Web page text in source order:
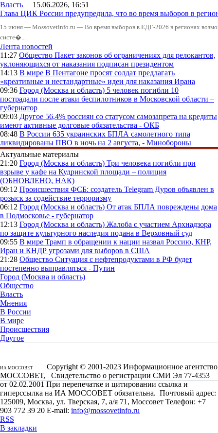
Власть 15.06.2026, 16:51
Глава ЦИК России предупредила, что во время выборов в
15 июня — Mossovetinfo.ru — Во время выборов в ЕДГ-2026 в регионах
систе�...
Лента новостей
11:27 Общество Пакет законов об ограничениях для релокантов,
уклоняющихся от наказания подписан президентом
14:13 В мире В Пентагоне просят солдат предлагать
«креативные и нестандартные» идеи для наказания Ирана
09:36 Город (Москва и область) 5 человек погибли 10
пострадали после атаки беспилотников в Московской области –
губернатор
09:03 Другое 56,4% россиян со статусом самозапрета на кредиты
имеют активные долговые обязательства - ОКБ
08:48 В России 635 украинских БПЛА самолетного типа
ликвидированы ПВО в ночь на 2 августа, - Минобороны
Актуальные материалы
21:20 Город (Москва и область) Три человека погибли при
взрыве у кафе на Кудринской площади – полиция
(ОБНОВЛЕНО, НАК)
09:12 Происшествия ФСБ: создатель Telegram Дуров объявлен в
розыск за содействие терроризму
06:12 Город (Москва и область) От атак БПЛА повреждены дома
в Подмосковье - губернатор
12:13 Город (Москва и область) Жалоба с участием Архнадзора
по защите культурного наследия подана в Верховный суд
09:55 В мире Трамп в обращении к нации назвал Россию, КНР,
Иран и КНДР угрозами для выборов в США
21:28 Общество Ситуация с нефтепродуктами в РФ будет
постепенно выправляться - Путин
Город (Москва и область)
Общество
Власть
Мнения
В России
В мире
Происшествия
Другое
ИА МОССОВЕТ
Copyright © 2001-2023 Информационное агентство
МОССОВЕТ, Свидетельство о регистрации СМИ Эл 77-4353
от 02.02.2001 При перепечатке и цитировании ссылка и
гиперссылка на ИА МОССОВЕТ обязательна. Почтовый адрес:
125009, Москва, ул. Тверская, 7, а/я 71, Моссовет Телефон: +7
903 772 39 20 E-mail: info@mossovetinfo.ru
RSS
В закладки